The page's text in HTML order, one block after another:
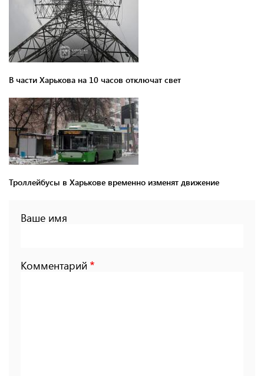
В части Харькова на 10 часов отключат свет
Троллейбусы в Харькове временно изменят движение
Ваше имя
Комментарий